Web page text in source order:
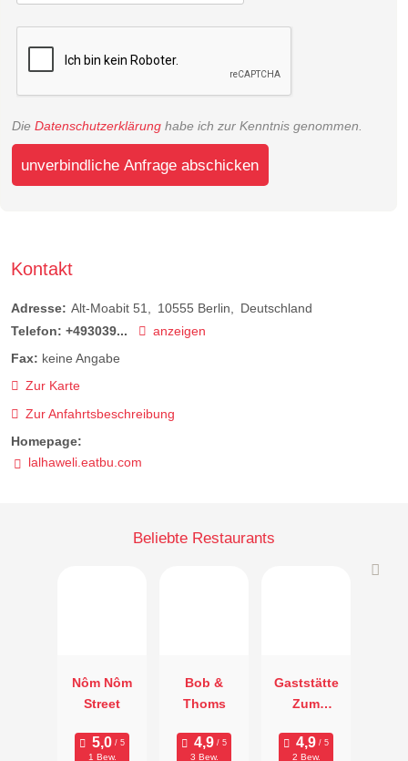
Die Datenschutzerklärung habe ich zur Kenntnis genommen.
unverbindliche Anfrage abschicken
Kontakt
Adresse: Alt-Moabit 51 10555 Berlin
Deutschland
Telefon: +493039...
anzeigen
Fax: keine Angabe
Zur Karte
Zur Anfahrtsbeschreibung
Homepage:
lalhaweli.eatbu.com
Beliebte Restaurants
Nôm Nôm
Street
1 Bew.
Bob &
Thoms
3 Bew.
Gaststätte
Zum
2 Bew.